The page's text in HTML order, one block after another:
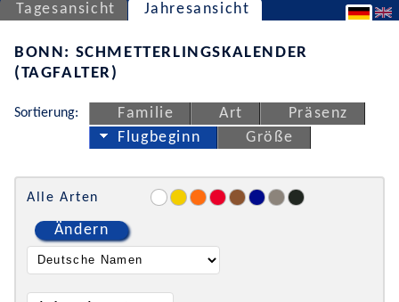
Tagesansicht Jahresansicht
BONN: SCHMETTERLINGSKALENDER
(TAGFALTER)
Sortierung: Familie Art
Präsenz
Flugbeginn
Größe
Alle Arten
Ändern